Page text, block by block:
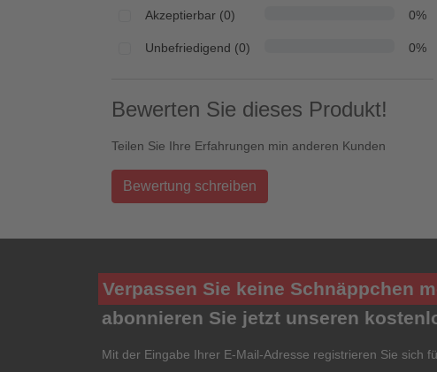
Akzeptierbar (0) 0%
Unbefriedigend (0) 0%
Bewerten Sie dieses Produkt!
Teilen Sie Ihre Erfahrungen min anderen Kunden
Bewertung schreiben
Verpassen Sie keine Schnäppchen
abonnieren Sie jetzt unseren
Mit der Eingabe Ihrer E-Mail-Adresse registrieren Sie sich